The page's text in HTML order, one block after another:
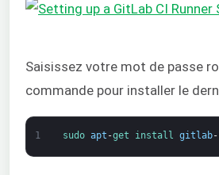
Saisissez votre mot de passe
commande pour installer le
1 sudo apt -get install gitlab-